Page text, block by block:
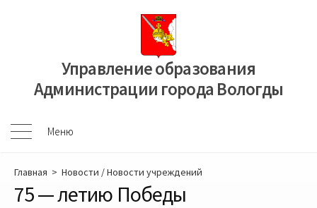
Управление образования
Администрации города Вологды
Меню
Меню
Главная > Новости /Новости учреждений
75 — летию Победы